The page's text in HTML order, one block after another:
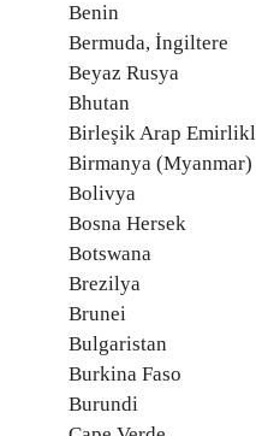
Benin
Bermuda, İngiltere
Beyaz Rusya
Bhutan
Birleşik Arap
Birmanya (Myanmar)
Bolivya
Bosna Hersek
Botswana
Brezilya
Brunei
Bulgaristan
Burkina Faso
Burundi